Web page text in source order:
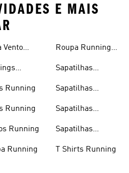
E MAIS
Vento
Running
Running
Running
Running
Roupa Running
Sapatilhas
Sapatilhas
Sapatilhas
Sapatilhas
T Shirts Running